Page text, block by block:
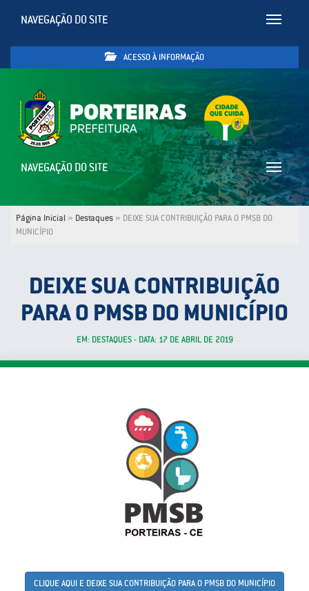
Toggle
NAVEGAÇÃO DO SITE
ACESSO À INFORMAÇÃO
Toggle
NAVEGAÇÃO DO SITE
Página Inicial » Destaques » DEIXE SUA CONTRIBUIÇÃO PARA O PMSB DO
MUNICÍPIO
DEIXE SUA CONTRIBUIÇÃO
PARA O PMSB DO MUNICÍPIO
EM: DESTAQUES - DATA: 17 DE ABRIL DE 2019
CLIQUE AQUI E DEIXE SUA CONTRIBUIÇÃO PARA O PMSB DO MUNICÍPIO